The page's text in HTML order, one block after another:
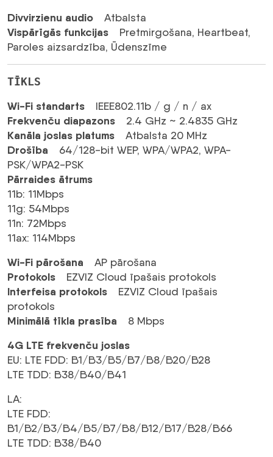
Divvirzienu audio Atbalsta
Vispārīgās funkcijas Pretmirgošana, Heartbeat,
Paroles aizsardzība, Ūdenszīme
TĪKLS
Wi-Fi standarts IEEE802.11b / g / n / ax
Frekvenču diapazons 2.4 GHz ~ 2.4835 GHz
Kanāla joslas platums Atbalsta 20 MHz
Drošība 64/128-bit WEP, WPA/WPA2, WPA-
PSK/WPA2-PSK
Pārraides ātrums
11b: 11Mbps
11g: 54Mbps
11n: 72Mbps
11ax: 114Mbps
Wi-Fi pārošana AP pārošana
Protokols EZVIZ Cloud īpašais protokols
Interfeisa protokols EZVIZ Cloud īpašais
protokols
Minimālā tīkla prasība 8 Mbps
4G LTE frekvenču joslas
EU: LTE FDD: B1/B3/B5/B7/B8/B20/B28
LTE TDD: B38/B40/B41
LA:
LTE FDD:
B1/B2/B3/B4/B5/B7/B8/B12/B17/B28/B66
LTE TDD: B38/B40